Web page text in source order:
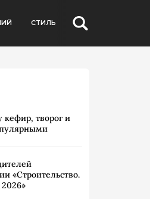
СТИЛЬ
кефир, творог и
«Строительство.